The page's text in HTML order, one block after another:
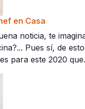
en Casa
noticia, te
Pues sí, de
para este 2020